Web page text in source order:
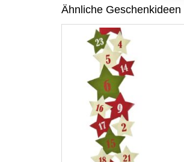
Ähnliche Geschenkideen